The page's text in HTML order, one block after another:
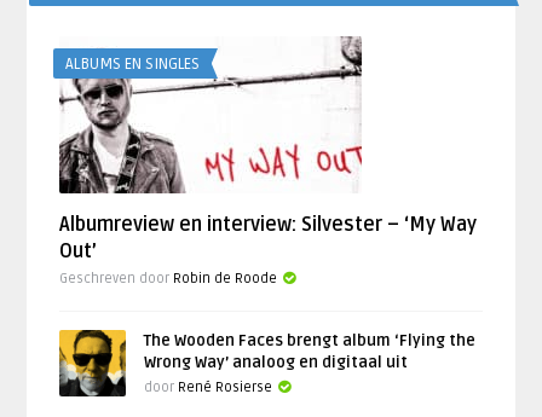
ALBUMS EN SINGLES
Albumreview en interview: Silvester – ‘My Way
Out’
Geschreven door Robin de Roode
The Wooden Faces brengt album ‘Flying the
Wrong Way’ analoog en digitaal uit
door René Rosierse